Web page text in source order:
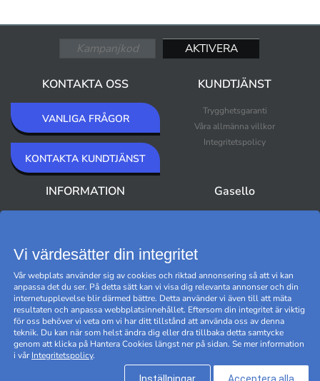
KONTAKTA OSS
VANLIGA FRÅGOR
KONTAKTA KUNDTJÄNST
KUNDTJÄNST
Trygghetsgaranti
Våra allmänna villkor
Integritetspolicy
INFORMATION Gasello
Black Friday
Hantera cookies
Vi värdesätter din integritet
Vår webplats använder sig av cookies och riktad annonsering så att vi kan
anpassa det du ser. På detta sätt kan vi visa dig relevanta annonser och din
internetupplevelse blir därmed bättre. Detta använder vi även till att mäta
resultaten och anpassa webbplatsinnehållet. Eftersom din integritet är viktig
för oss behöver vi veta om vi har ditt tillstånd att använda oss av denna
teknik. Du kan när som helst ändra dig eller dra tillbaka detta samtycke
genom att klicka på Hantera Cookies längst ner på sidan. Se mer information
i vårIntegritetspolicy.